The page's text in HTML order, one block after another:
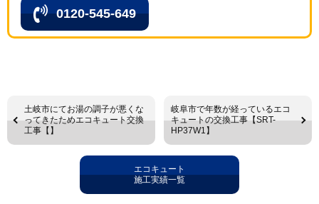
0120-545-649
土岐市にてお湯の調子が悪くな
ってきたためエコキュート交換
工事【】
岐阜市で年数が経っているエコ
キュートの交換工事【SRT-
HP37W1】
エコキュート
施工実績一覧